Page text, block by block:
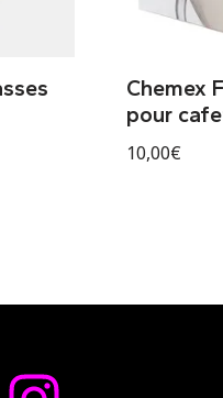
Chemex
pour
10,00€